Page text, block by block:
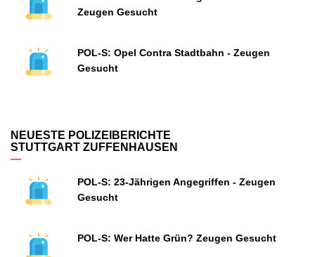
Zeugen Gesucht
POL-S: Opel Contra Stadtbahn - Zeugen
Gesucht
NEUESTE POLIZEIBERICHTE
STUTTGART ZUFFENHAUSEN
POL-S: 23-Jährigen Angegriffen - Zeugen
Gesucht
POL-S: Wer Hatte Grün? Zeugen Gesucht